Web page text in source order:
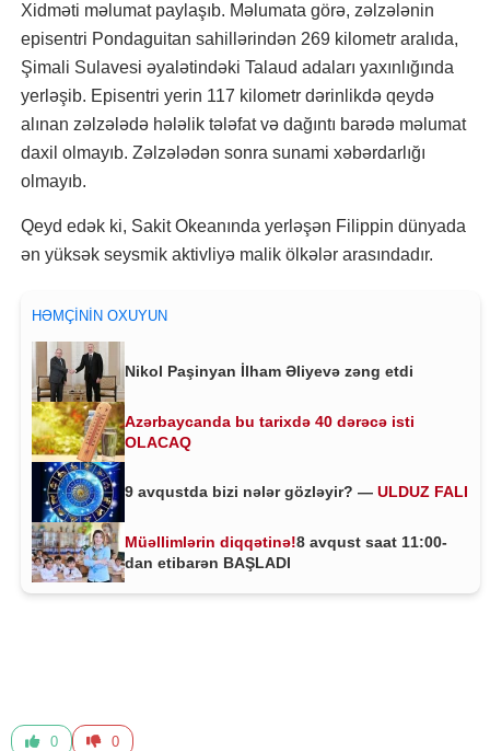
Xidməti məlumat paylaşıb. Məlumata görə, zəlzələnin
episentri Pondaguitan sahillərindən 269 kilometr aralıda,
Şimali Sulavesi əyalətindəki Talaud adaları yaxınlığında
yerləşib. Episentri yerin 117 kilometr dərinlikdə qeydə
alınan zəlzələdə hələlik tələfat və dağıntı barədə məlumat
daxil olmayıb. Zəlzələdən sonra sunami xəbərdarlığı
olmayıb.
Qeyd edək ki, Sakit Okeanında yerləşən Filippin dünyada
ən yüksək seysmik aktivliyə malik ölkələr arasındadır.
HƏMÇININ OXUYUN
Nikol Paşinyan İlham Əliyevə zəng etdi
Azərbaycanda bu tarixdə 40 dərəcə isti
OLACAQ
9 avqustda bizi nələr gözləyir? — ULDUZ FALI
Müəllimlərin diqqətinə!8 avqust saat 11:00-
dan etibarən BAŞLADI
0 0